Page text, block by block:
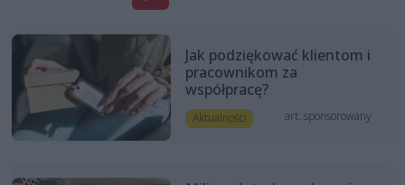
Jak podziękować klientom i
pracownikom za
współpracę?
Aktualności art. sponsorowany